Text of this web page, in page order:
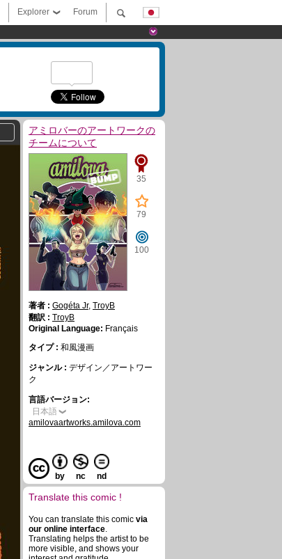
Forum
Explorer
アミロバーのアートワークの
チームについて
35
79
100
著者 : Gogéta Jr, TroyB
翻訳 : TroyB
Original Language: Français
タイプ : 和風漫画
ジャンル : デザイン／アートワー
ク
言語バージョン:
日本語
amilovaartworks.amilova.com
by nc nd
Translate this comic !
You can translate this comic via
our online interface.
Translating helps the artist to be
more visible, and shows your